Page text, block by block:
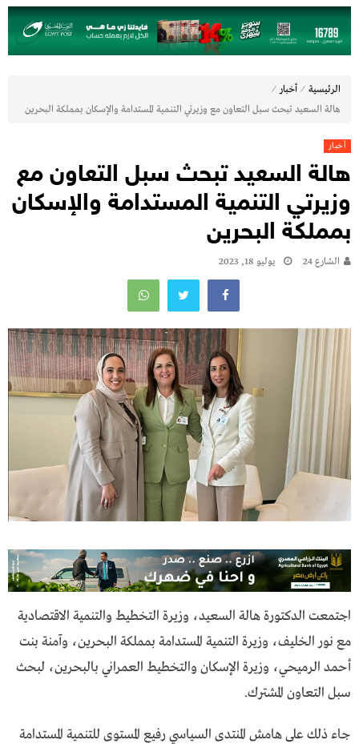
الرئيسية ⁄ أخبار ⁄
هالة السعيد تبحث سبل التعاون مع وزيرتي التنمية المستدامة والإسكان بمملكة البحرين
أخبار
هالة السعيد تبحث سبل التعاون مع
وزيرتي التنمية المستدامة والإسكان
بمملكة البحرين
الشارع 24 يوليو 18, 2023
اجتمعت الدكتورة هالة السعيد، وزيرة التخطيط والتنمية الاقتصادية
مع نور الخليف، وزيرة التنمية المستدامة بمملكة البحرين، وآمنة بنت
أحمد الرميحي، وزيرة الإسكان والتخطيط العمراني بالبحرين، لبحث
سبل التعاون المشترك.
جاء ذلك على هامش المنتدى السياسي رفيع المستوى للتنمية المستدامة